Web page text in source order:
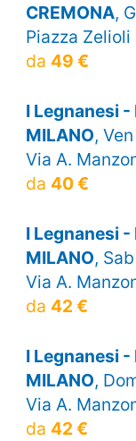
CREMONA,
Piazza Zelioli
da 49 €
I Legnanesi
MILANO,
Via A.
da 40 €
I Legnanesi
MILANO,
Via A.
da 42 €
I Legnanesi
MILANO,
Via A.
da 42 €